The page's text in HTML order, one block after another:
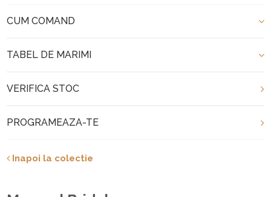
CUM COMAND
TABEL DE MARIMI
VERIFICA STOC
PROGRAMEAZA-TE
Inapoi la colectie